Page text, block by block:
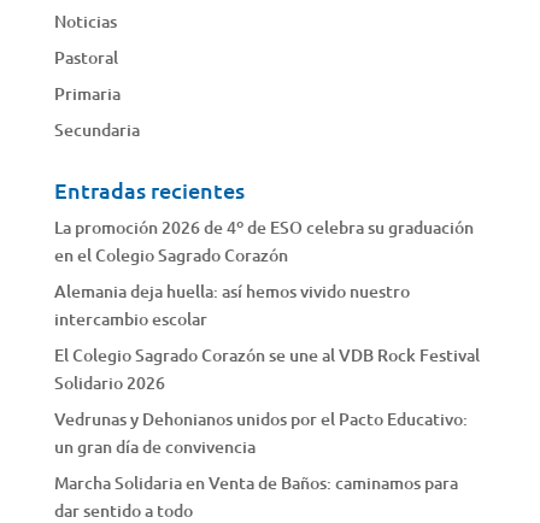
Noticias
Pastoral
Primaria
Secundaria
Entradas recientes
La promoción 2026 de 4º de ESO celebra su graduación
en el Colegio Sagrado Corazón
Alemania deja huella: así hemos vivido nuestro
intercambio escolar
El Colegio Sagrado Corazón se une al VDB Rock Festival
Solidario 2026
Vedrunas y Dehonianos unidos por el Pacto Educativo:
un gran día de convivencia
Marcha Solidaria en Venta de Baños: caminamos para
dar sentido a todo